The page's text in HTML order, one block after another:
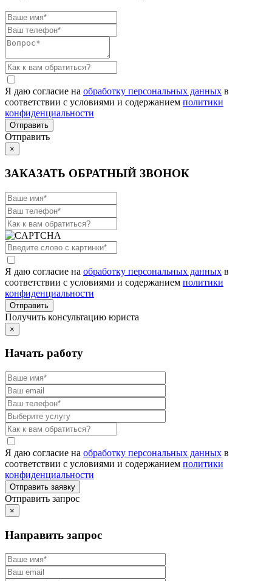
Я даю согласие на обработку персональных данных в
соответствии с условиями и содержанием политики
конфиденциальности
Отправить
×
ЗАКАЗАТЬ ОБРАТНЫЙ ЗВОНОК
Я даю согласие на обработку персональных данных в
соответствии с условиями и содержанием политики
конфиденциальности
Получить консультацию юриста
×
Начать работу
Я даю согласие на обработку персональных данных в
соответствии с условиями и содержанием политики
конфиденциальности
Отправить запрос
×
Направить запрос